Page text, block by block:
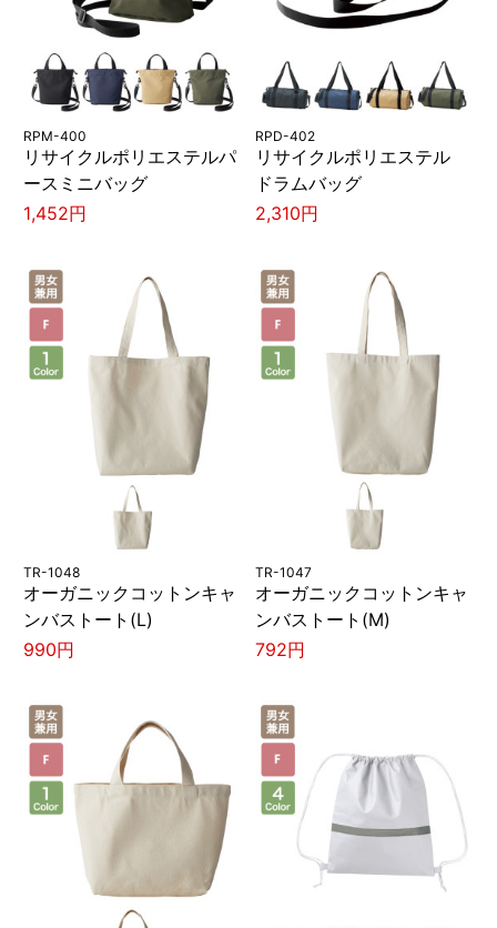
RPM-400
リサイクルポリエステルパ
ースミニバッグ
1,452円
RPD-402
リサイクルポリエステル
ドラムバッグ
2,310円
TR-1048
オーガニックコットンキャ
ンバストート(L)
990円
TR-1047
オーガニックコットンキャ
ンバストート(M)
792円